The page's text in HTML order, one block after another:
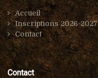
Accueil
Inscriptions 2026-2027
Contact
Contact